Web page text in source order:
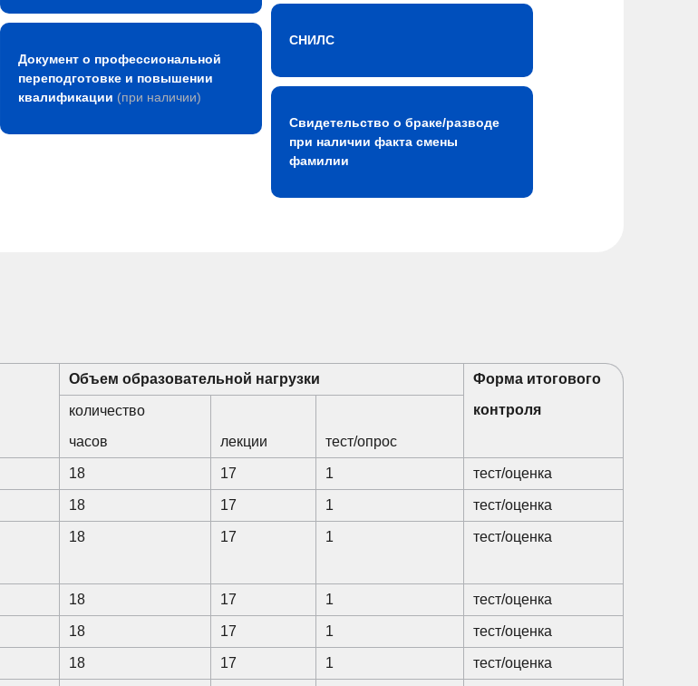
Документ о профессиональной
переподготовке и повышении
квалификации (при наличии)
СНИЛС
Свидетельство о браке/разводе
при наличии факта смены
фамилии
Объем образовательной нагрузки
Форма итогового
контроля
количество
часов
лекции тест/опрос
18 17 1 тест/оценка
18 17 1 тест/оценка
18 17 1 тест/оценка
18 17 1 тест/оценка
18 17 1 тест/оценка
18 17 1 тест/оценка